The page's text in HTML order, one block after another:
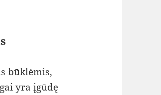
būklėmis,
yra įgūdę